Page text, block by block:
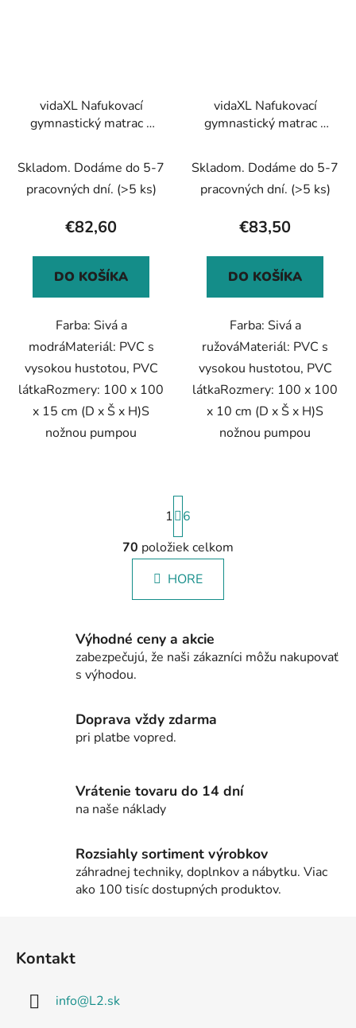
vidaXL Nafukovací
gymnastický matrac s
cm PVC modrý
Skladom. Dodáme do 5-7
pracovných dní. (>5 ks)
€82,60
DO KOŠÍKA
Farba: Sivá a
modráMateriál: PVC s
vysokou hustotou, PVC
látkaRozmery: 100 x 100
x 15 cm (D x Š x H)S
nožnou pumpou
vidaXL Nafukovací
gymnastický matrac s
cm PVC ružový
Skladom. Dodáme do 5-7
pracovných dní. (>5 ks)
€83,50
DO KOŠÍKA
Farba: Sivá a
ružováMateriál: PVC s
vysokou hustotou, PVC
látkaRozmery: 100 x 100
x 10 cm (D x Š x H)S
nožnou pumpou
O
v
l
a
c
p
r
v
i
s
u
S
t
r
á
n
k
n
i
e
1
6
70 položiek celkom
HORE
Výhodné ceny a akcie
zabezpečujú, že naši zákazníci môžu nakupovať
s výhodou.
Doprava vždy zdarma
pri platbe vopred.
Vrátenie tovaru do 14 dní
na naše náklady
Rozsiahly sortiment výrobkov
záhradnej techniky, doplnkov a nábytku. Viac
ako 100 tisíc dostupných produktov.
Kontakt
info@L2.sk